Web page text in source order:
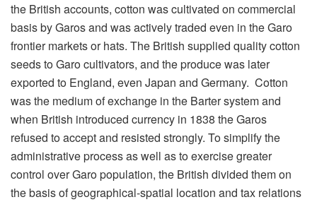
the British accounts, cotton was cultivated on commercial
basis by Garos and was actively traded even in the Garo
frontier markets or hats. The British supplied quality cotton
seeds to Garo cultivators, and the produce was later
exported to England, even Japan and Germany. Cotton
was the medium of exchange in the Barter system and
when British introduced currency in 1838 the Garos
refused to accept and resisted strongly. To simplify the
administrative process as well as to exercise greater
control over Garo population, the British divided them on
the basis of geographical-spatial location and tax relations